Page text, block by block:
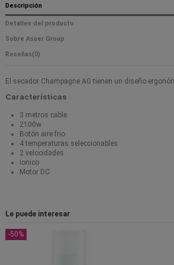
Descripción
Detalles del producto
Sobre Asuer Group
Reseñas(0)
El secador Champagne AG tienen un diseño
Características
3 metros cable
2100w
Botón aire frio
4 temperaturas seleccionables
2 velocidades
Ionico
Motor DC
Le puede interesar
-50%